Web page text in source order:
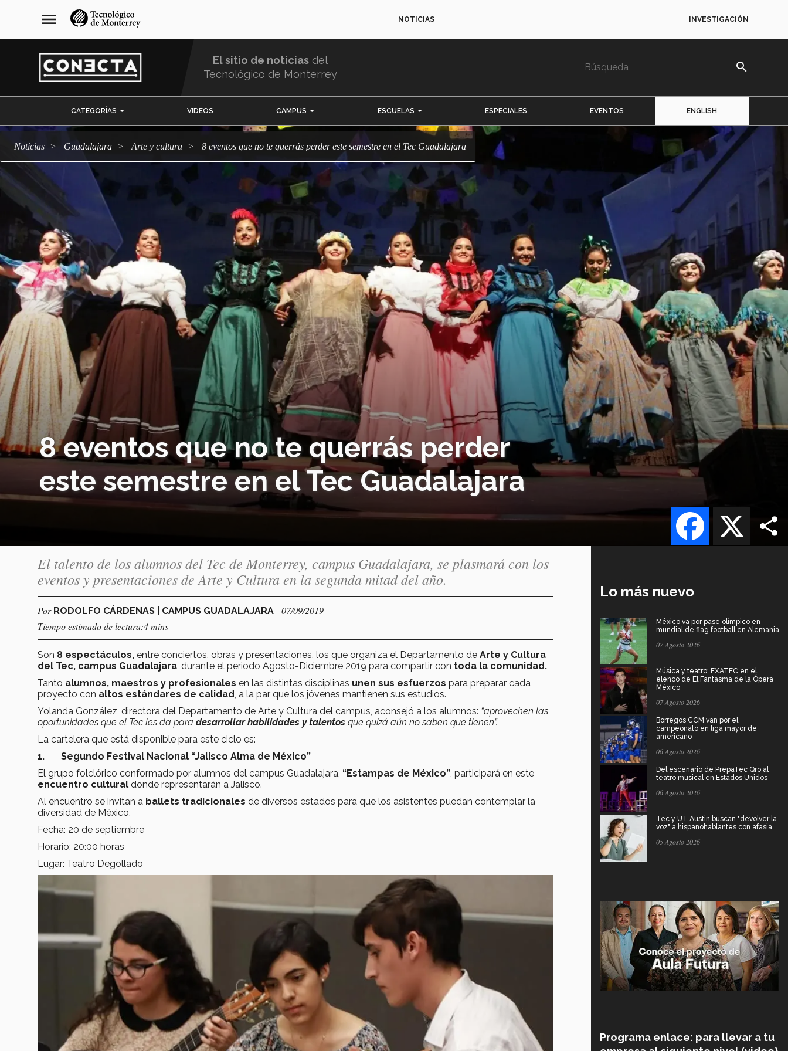
navegación
principal
menu NOTICIAS INVESTIGACIÓN
El sitio de noticias del
Tecnológico de Monterrey
search
CATEGORÍAS VIDEOS CAMPUS ESCUELAS ESPECIALES EVENTOS ENGLISH
Noticias Guadalajara arte y cultura 8 eventos que no te querrás perder este semestre en el Tec Guadalajara
8 eventos que no te querrás perder
este semestre en el Tec Guadalajara
X
Facebook
El talento de los alumnos del Tec de Monterrey, campus Guadalajara, se plasmará con los
eventos y presentaciones de Arte y Cultura en la segunda mitad del año.
Por RODOLFO CÁRDENAS | CAMPUS GUADALAJARA - 07/09/2019
Tiempo estimado de lectura:4 mins
Son 8 espectáculos, entre conciertos, obras y presentaciones, los que organiza el Departamento de Arte y Cultura
del Tec, campus Guadalajara , durante el periodo Agosto-Diciembre 2019 para compartir con toda la comunidad.
Tanto alumnos, maestros y profesionales en las distintas disciplinas unen sus esfuerzos para preparar cada
proyecto con altos estándares de calidad , a la par que los jóvenes mantienen sus estudios.
Yolanda González, directora del Departamento de Arte y Cultura del campus, aconsejó a los alumnos: “aprovechen las
oportunidades que el Tec les da para desarrollar habilidades y talentos que quizá aún no saben que tienen”.
La cartelera que está disponible para este ciclo es:
1. Segundo Festival Nacional “Jalisco Alma de México”
El grupo folclórico conformado por alumnos del campus Guadalajara, “Estampas de México” , participará en este
encuentro cultural donde representarán a Jalisco.
Al encuentro se invitan a ballets tradicionales de diversos estados para que los asistentes puedan contemplar la
diversidad de México.
Fecha: 20 de septiembre
Horario: 20:00 horas
Lugar: Teatro Degollado
Lo más nuevo
México va por pase olímpico en
mundial de flag football en Alemania
07 Agosto 2026
Música y teatro: EXATEC en el
elenco de El Fantasma de la Ópera
México
07 Agosto 2026
Borregos CCM van por el
campeonato en liga mayor de
americano
06 Agosto 2026
Del escenario de PrepaTec Qro al
teatro musical en Estados Unidos
06 Agosto 2026
Tec y UT Austin buscan "devolver la
voz" a hispanohablantes con afasia
05 Agosto 2026
Programa enlace: para llevar a tu